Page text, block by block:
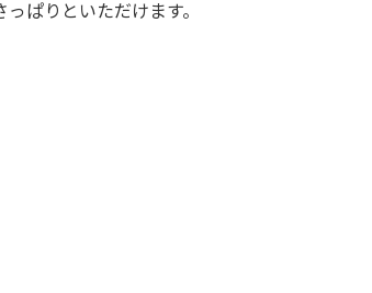
ぱりといただけます。